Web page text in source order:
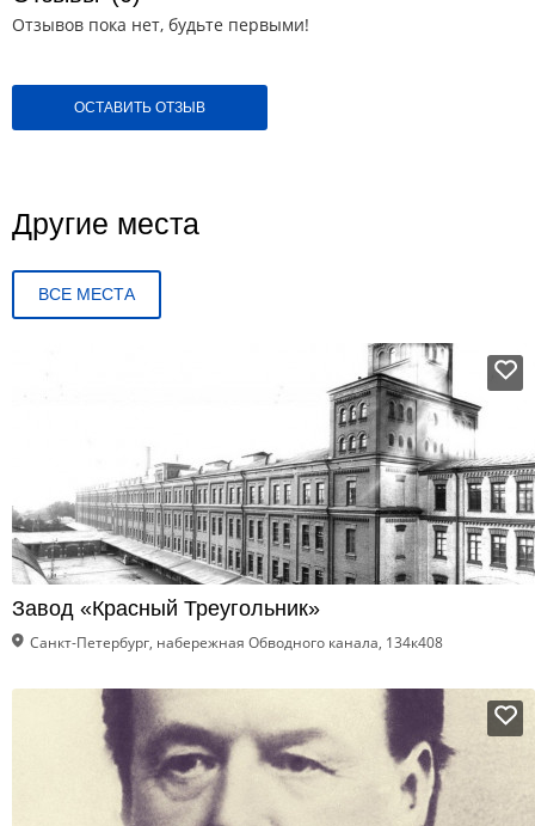
Отзывов пока нет, будьте первыми!
ОСТАВИТЬ ОТЗЫВ
Другие места
ВСЕ МЕСТА
Завод «Красный Треугольник»
Санкт-Петербург, набережная Обводного канала, 134к408